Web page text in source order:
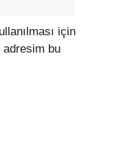
için
adresim bu